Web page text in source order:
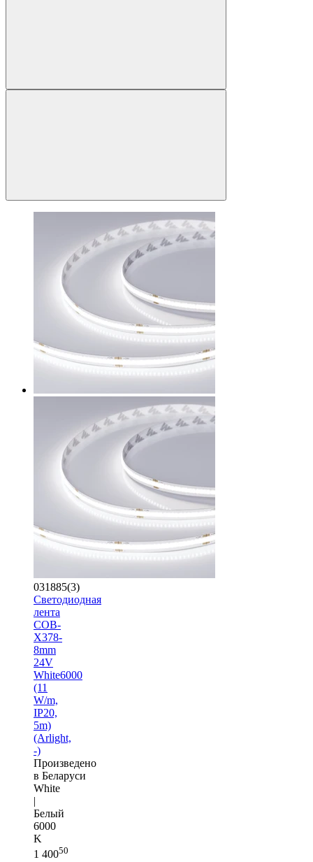
031885(3)
Светодиодная
лента
COB-
X378-
8mm
24V
White6000
(11
W/m,
IP20,
5m)
(Arlight,
-)
Произведено
в Беларуси
White
|
Белый
6000
K
1 40050